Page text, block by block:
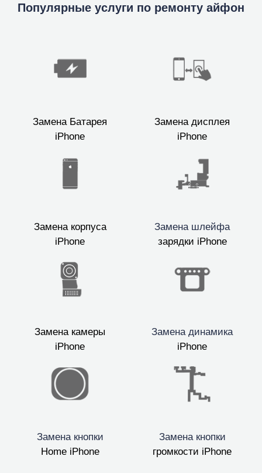
Популярные услуги по ремонту айфон
Замена Батарея
iPhone
Замена дисплея
iPhone
Замена корпуса
iPhone
Замена шлейфа
зарядки iPhone
Замена камеры
iPhone
Замена динамика
iPhone
Замена кнопки
Home iPhone
Замена кнопки
громкости iPhone